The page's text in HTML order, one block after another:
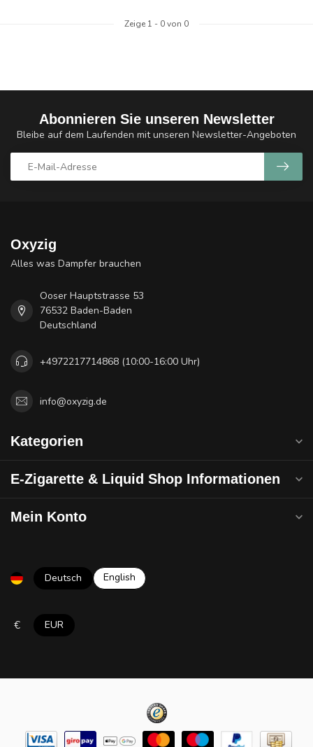
Zeige 1 - 0von 0
Abonnieren Sie unseren Newsletter
Bleibe auf dem Laufenden mit unseren Newsletter-Angeboten
Oxyzig
Alles was Dampfer brauchen
Ooser Hauptstrasse 53
76532 Baden-Baden
Deutschland
+4972217714868 (10:00-16:00 Uhr)
info@oxyzig.de
Kategorien
E-Zigarette & Liquid Shop Informationen
Mein Konto
Deutsch English
€ EUR